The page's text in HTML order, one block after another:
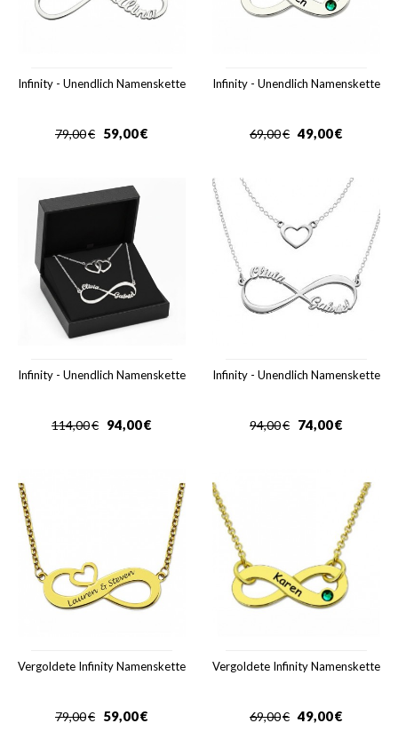
Infinity - Unendlich Namenskette
€
79,00 €
59,00
Infinity - Unendlich Namenskette
€
69,00 €
49,00
Infinity - Unendlich Namenskette
€
114,00 €
94,00
Infinity - Unendlich Namenskette
€
94,00 €
74,00
Vergoldete Infinity Namenskette
€
79,00 €
59,00
Vergoldete Infinity Namenskette
€
69,00 €
49,00